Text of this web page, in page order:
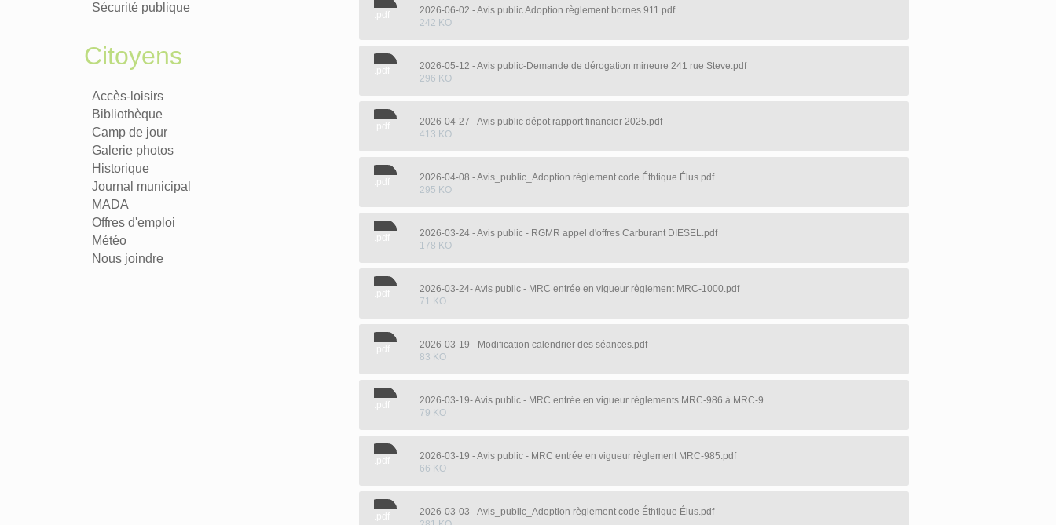
Sécurité publique
Citoyens
Accès-loisirs
Bibliothèque
Camp de jour
Galerie photos
Historique
Journal municipal
MADA
Offres d'emploi
Météo
Nous joindre
.pdf
2026-06-02 - Avis public Adoption règlement bornes 911.pdf
242 KO
.pdf
2026-05-12 - Avis public-Demande de dérogation mineure 241 rue Steve.pdf
296 KO
.pdf
2026-04-27 - Avis public dépot rapport financier 2025.pdf
413 KO
.pdf
2026-04-08 - Avis_public_Adoption règlement code Éthtique Élus.pdf
295 KO
.pdf
2026-03-24 - Avis public - RGMR appel d'offres Carburant DIESEL.pdf
178 KO
.pdf
2026-03-24- Avis public - MRC entrée en vigueur règlement MRC-1000.pdf
71 KO
.pdf
2026-03-19 - Modification calendrier des séances.pdf
83 KO
.pdf
2026-03-19- Avis public - MRC entrée en vigueur règlements MRC-986 à MRC-999.pdf
79 KO
.pdf
2026-03-19 - Avis public - MRC entrée en vigueur règlement MRC-985.pdf
66 KO
.pdf
2026-03-03 - Avis_public_Adoption règlement code Éthtique Élus.pdf